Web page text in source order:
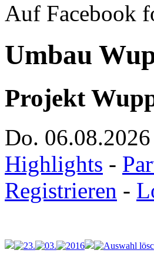
Auf Facebook
Umbau
Projekt
Do. 06.08.2026
Highlights -
Registrieren -